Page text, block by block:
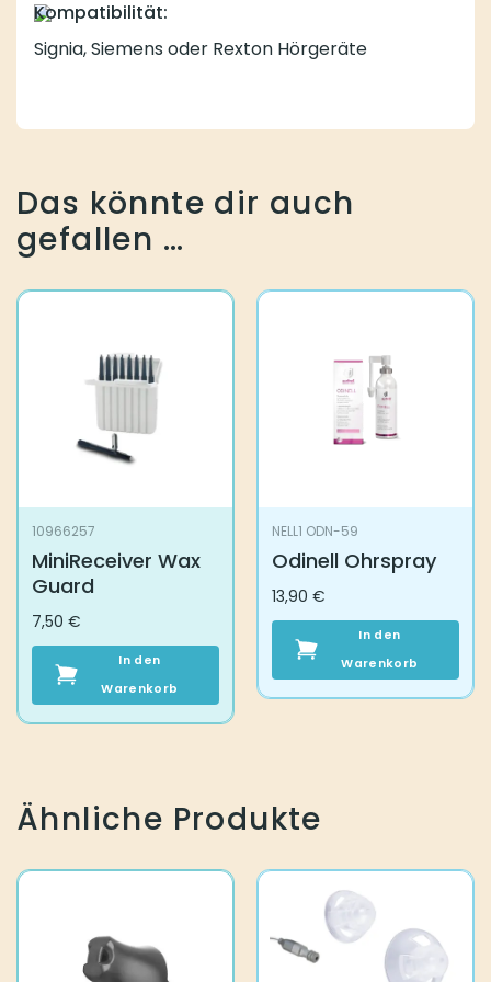
Kompatibilität:
Signia, Siemens oder Rexton Hörgeräte
Das könnte dir auch
gefallen …
10966257
MiniReceiver Wax
Guard
7,50 €
In den
Warenkorb
NELL1 ODN-59
Odinell Ohrspray
13,90 €
In den
Warenkorb
Ähnliche Produkte